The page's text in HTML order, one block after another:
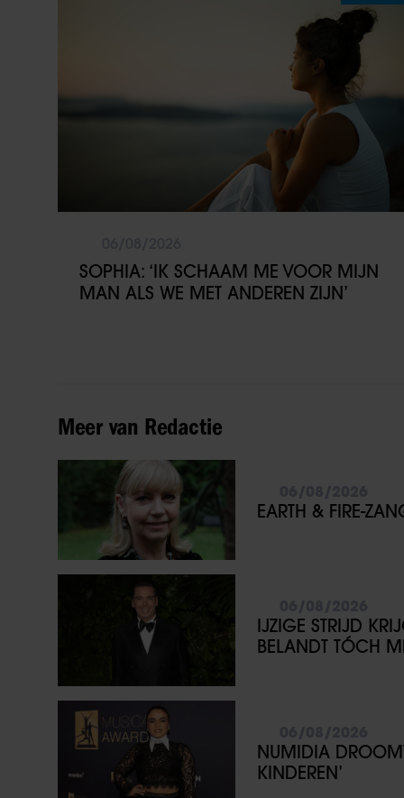
SOPHIA: ‘IK SCHAAM ME VOOR MIJN
MAN ALS WE MET ANDEREN ZIJN’
Meer van Redactie
EARTH & FIRE-
IJZIGE STRIJD
BELANDT TÓCH
NUMIDIA
KINDEREN’